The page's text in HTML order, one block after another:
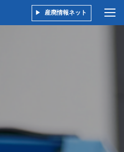
産廃情報ネット